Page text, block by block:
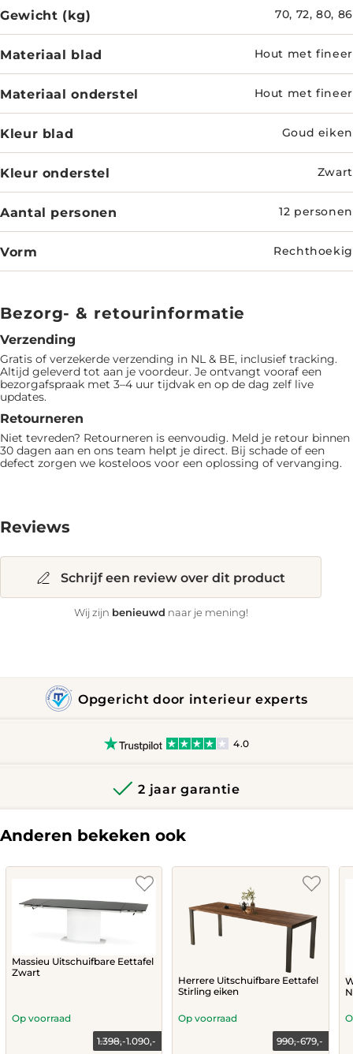
Gewicht (kg) 70, 72, 80, 86
Materiaal blad Hout met fineer
Materiaal onderstel Hout met fineer
Kleur blad Goud eiken
Kleur onderstel Zwart
Aantal personen 12 personen
Vorm Rechthoekig
Bezorg- & retourinformatie
Verzending
Gratis of verzekerde verzending in NL & BE, inclusief tracking.
Altijd geleverd tot aan je voordeur. Je ontvangt vooraf een
bezorgafspraak met 3–4 uur tijdvak en op de dag zelf live
updates.
Retourneren
Niet tevreden? Retourneren is eenvoudig. Meld je retour binnen
30 dagen aan en ons team helpt je direct. Bij schade of een
defect zorgen we kosteloos voor een oplossing of vervanging.
Reviews
Schrijf een review over dit product
Wij zijn benieuwd naar je mening!
Opgericht door interieur experts
4.0
2 jaar garantie
Anderen bekeken ook
Massieu Uitschuifbare Eettafel
Zwart
1.090,-
Current
1.398,-
Original
Op voorraad
Herrere Uitschuifbare Eettafel
Stirling eiken
990,-679,-
Op voorraad